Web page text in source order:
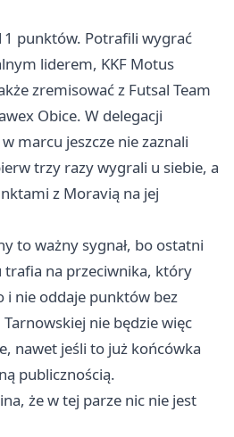
punktów. Potrafili wygrać
liderem, KKF Motus
zremisować z Futsal Team
Obice. W delegacji
marcu jeszcze nie zaznali
trzy razy wygrali u siebie, a
z Moravią na jej
to ważny sygnał, bo ostatni
trafia na przeciwnika, który
nie oddaje punktów bez
nie będzie więc
nawet jeśli to już końcówka
publicznością.
że w tej parze nic nie jest